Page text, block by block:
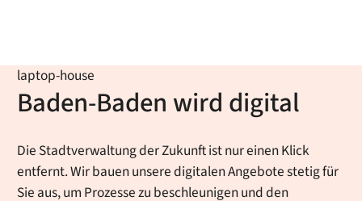
laptop-house
Baden-Baden wird digital
Die Stadtverwaltung der Zukunft ist nur einen Klick
entfernt. Wir bauen unsere digitalen Angebote stetig für
Sie aus, um Prozesse zu beschleunigen und den